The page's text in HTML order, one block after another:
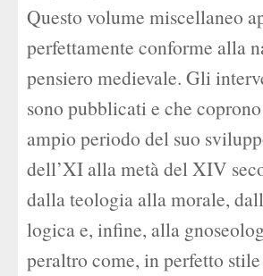
Questo volume miscellaneo
perfettamente conforme alla
pensiero medievale. Gli
sono pubblicati e che
ampio periodo del suo
dell’XI alla metà del XIV
dalla teologia alla morale,
logica e, infine, alla
peraltro come, in perfetto